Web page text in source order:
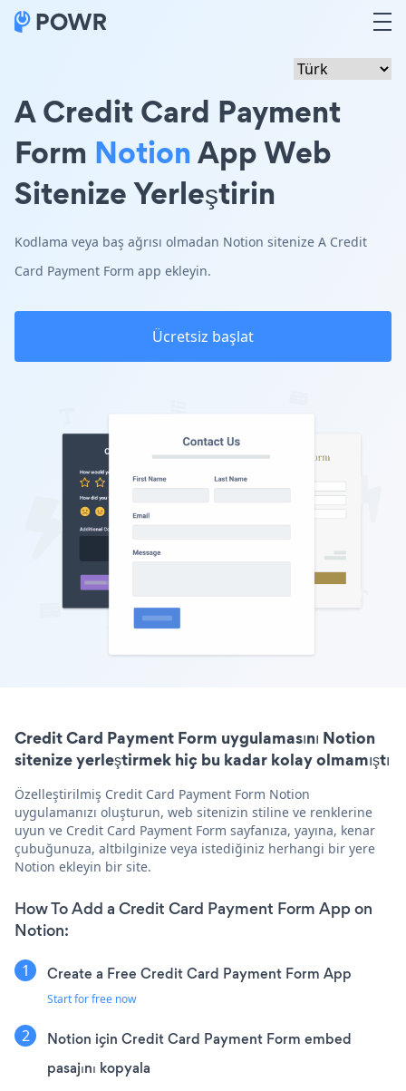
A Credit Card Payment
Form NotionApp Web
Sitenize Yerleştirin
Kodlama veya baş ağrısı olmadan Notion sitenize A Credit
Card Payment Form app ekleyin.
Ücretsiz başlat
Credit Card Payment Form uygulamasını Notion
sitenize yerleştirmek hiç bu kadar kolay olmamıştı
Özelleştirilmiş Credit Card Payment Form Notion
uygulamanızı oluşturun, web sitenizin stiline ve renklerine
uyun ve Credit Card Payment Form sayfanıza, yayına, kenar
çubuğunuza, altbilginize veya istediğiniz herhangi bir yere
Notion ekleyin bir site.
How To Add a Credit Card Payment Form App on
Notion:
Create a Free Credit Card Payment Form App
Start for free now
Notion için Credit Card Payment Form embed
pasajını kopyala